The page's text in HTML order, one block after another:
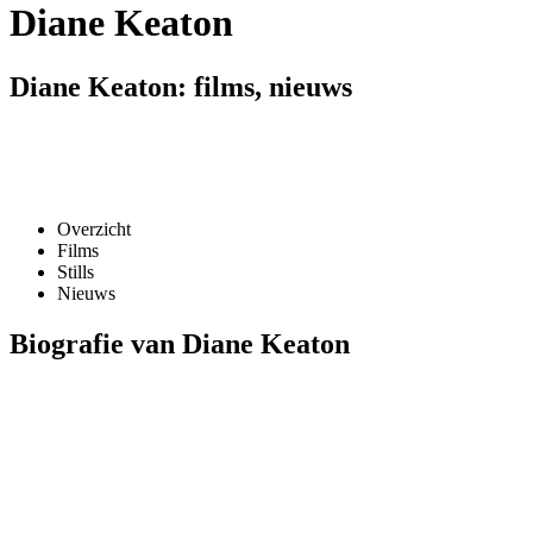
Diane Keaton
Diane Keaton: films, nieuws
Overzicht
Films
Stills
Nieuws
Biografie van Diane Keaton